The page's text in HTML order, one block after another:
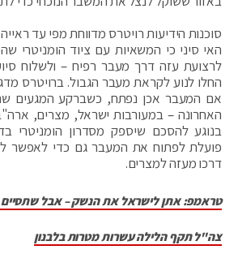
סוכנות הידיעות רויטרס מדווחת מפי עד
האי סיני כי המשאיות עם ציוד הומניטרי
לרצועת עזה דרך מעבר רפיח – ולשלוח
החלו לנוע לקראת מעבר הגבול. ברויטרס
אם המעבר אכן נפתח, כשברקע המגעים
האחרונה – במעורבות ישראל, מצרים,
בנוגע להסכם שיספק מסדרון הומניטרי
פועלת לפתוח את המעבר גם כדי לאפשר
דרכו מעזה למצרים.
טראמפ: אתן לישראל את הנשק – אבל
צה"ל תקף הלילה עשרות מטרות בלבנון